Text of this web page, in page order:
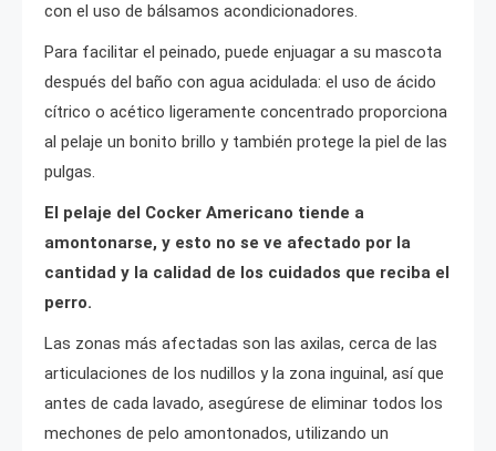
con el uso de bálsamos acondicionadores.
Para facilitar el peinado, puede enjuagar a su mascota
después del baño con agua acidulada: el uso de ácido
cítrico o acético ligeramente concentrado proporciona
al pelaje un bonito brillo y también protege la piel de las
pulgas.
El pelaje del Cocker Americano tiende a
amontonarse, y esto no se ve afectado por la
cantidad y la calidad de los cuidados que reciba el
perro.
Las zonas más afectadas son las axilas, cerca de las
articulaciones de los nudillos y la zona inguinal, así que
antes de cada lavado, asegúrese de eliminar todos los
mechones de pelo amontonados, utilizando un